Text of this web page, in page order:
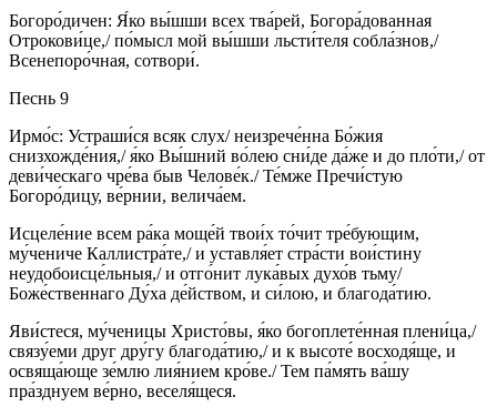
Богоро́дичен: Я́ко вы́шши всех тва́рей, Богора́дованная
Отрокови́це,/ по́мысл мой вы́шши льсти́теля собла́знов,/
Всенепоро́чная, сотвори́.
Песнь 9
Ирмо́с: Устраши́ся всяк слух/ неизрече́нна Бо́жия
снизхожде́ния,/ я́ко Вы́шний во́лею сни́де да́же и до пло́ти,/ от
деви́ческаго чре́ва быв Челове́к./ Те́мже Пречи́стую
Богоро́дицу, ве́рнии, велича́ем.
Исцеле́ние всем ра́ка моще́й твои́х то́чит тре́бующим,
му́чениче Каллистра́те,/ и уставля́ет стра́сти вои́стину
неудобоисце́льныя,/ и отго́нит лука́вых духо́в тьму/
Боже́ственнаго Ду́ха де́йством, и си́лою, и благода́тию.
Яви́стеся, му́ченицы Христо́вы, я́ко богоплете́нная плени́ца,/
связу́еми друг дру́гу благода́тию,/ и к высоте́ восходя́ще, и
освяща́юще зе́млю лия́нием кро́ве./ Тем па́мять ва́шу
пра́зднуем ве́рно, веселя́щеся.